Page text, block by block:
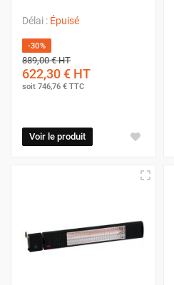
Délai : Épuisé
-30%
889,00 €HT
622,30 € HT
soit 746,76 € TTC
Voir le produit